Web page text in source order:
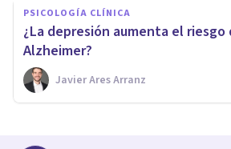
PSICOLOGÍA CLÍNICA
¿La depresión aumenta el riesgo
Alzheimer?
Javier Ares Arranz